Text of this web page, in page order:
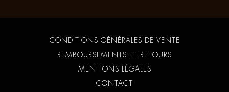
CONDITIONS GÉNÉRALES DE VENTE
REMBOURSEMENTS ET RETOURS
MENTIONS LÉGALES
CONTACT